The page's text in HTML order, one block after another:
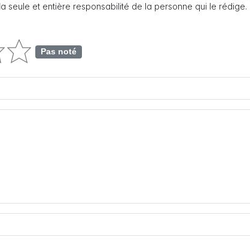
seule et entière responsabilité de la personne qui le rédige.
Pas noté